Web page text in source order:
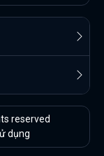
reserved
dụng